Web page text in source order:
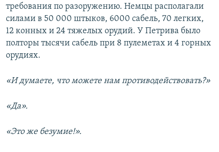
требования по разоружению. Немцы располагали
силами в 50 000 штыков, 6000 сабель, 70 легких,
12 конных и 24 тяжелых орудий. У Петрива было
полторы тысячи сабель при 8 пулеметах и 4 горных
орудиях.
«И думаете, что можете нам противодействовать?»
«Да».
«Это же безумие!».